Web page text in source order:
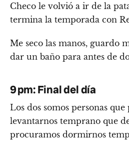
Checo le volvió a ir de la
termina la temporada con
Me seco las manos, guardo
dar un baño para antes de
9 pm: Final del día
Los dos somos personas
levantarnos temprano que
procuramos dormirnos